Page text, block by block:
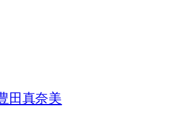
田真奈美